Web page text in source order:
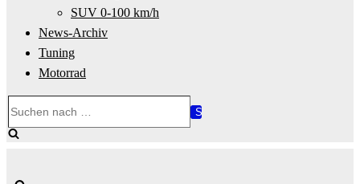
SUV 0-100 km/h
News-Archiv
Tuning
Motorrad
nach …